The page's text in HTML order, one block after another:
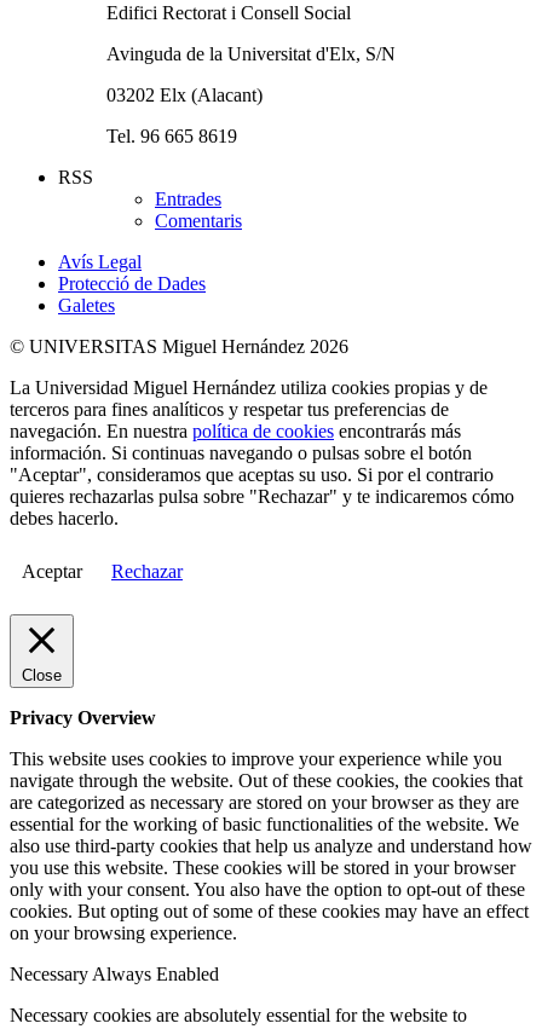
Edifici Rectorat i Consell Social
Avinguda de la Universitat d'Elx, S/N
03202 Elx (Alacant)
Tel. 96 665 8619
RSS
Entrades
Comentaris
Avís Legal
Protecció de Dades
Galetes
© UNIVERSITAS Miguel Hernández 2026
La Universidad Miguel Hernández utiliza cookies propias y de
terceros para fines analíticos y respetar tus preferencias de
navegación. En nuestra política de cookies encontrarás más
información. Si continuas navegando o pulsas sobre el botón
"Aceptar", consideramos que aceptas su uso. Si por el contrario
quieres rechazarlas pulsa sobre "Rechazar" y te indicaremos cómo
debes hacerlo.
Aceptar Rechazar
Close
Privacy Overview
This website uses cookies to improve your experience while you
navigate through the website. Out of these cookies, the cookies that
are categorized as necessary are stored on your browser as they are
essential for the working of basic functionalities of the website. We
also use third-party cookies that help us analyze and understand how
you use this website. These cookies will be stored in your browser
only with your consent. You also have the option to opt-out of these
cookies. But opting out of some of these cookies may have an effect
on your browsing experience.
Necessary Always Enabled
Necessary cookies are absolutely essential for the website to